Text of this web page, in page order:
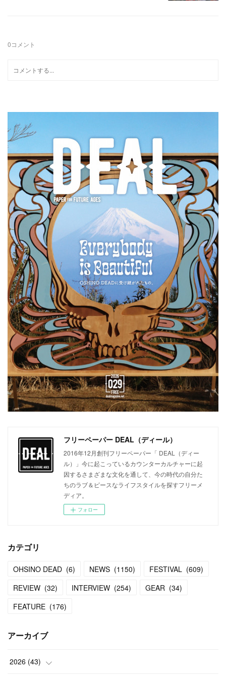
0コメント
フリーペーパー DEAL（ディール）
2016年12月創刊フリーペーパー「 DEAL（ディー
ル）」今に起こっているカウンターカルチャーに起
因するさまざまな文化を通して、今の時代の自分た
ちのラブ＆ピースなライフスタイルを探すフリーメ
ディア。
フォロー
カテゴリ
OHSINO DEAD (6) NEWS (1150) FESTIVAL (609)
REVIEW (32) INTERVIEW (254) GEAR (34)
FEATURE (176)
アーカイブ
2026 (43)